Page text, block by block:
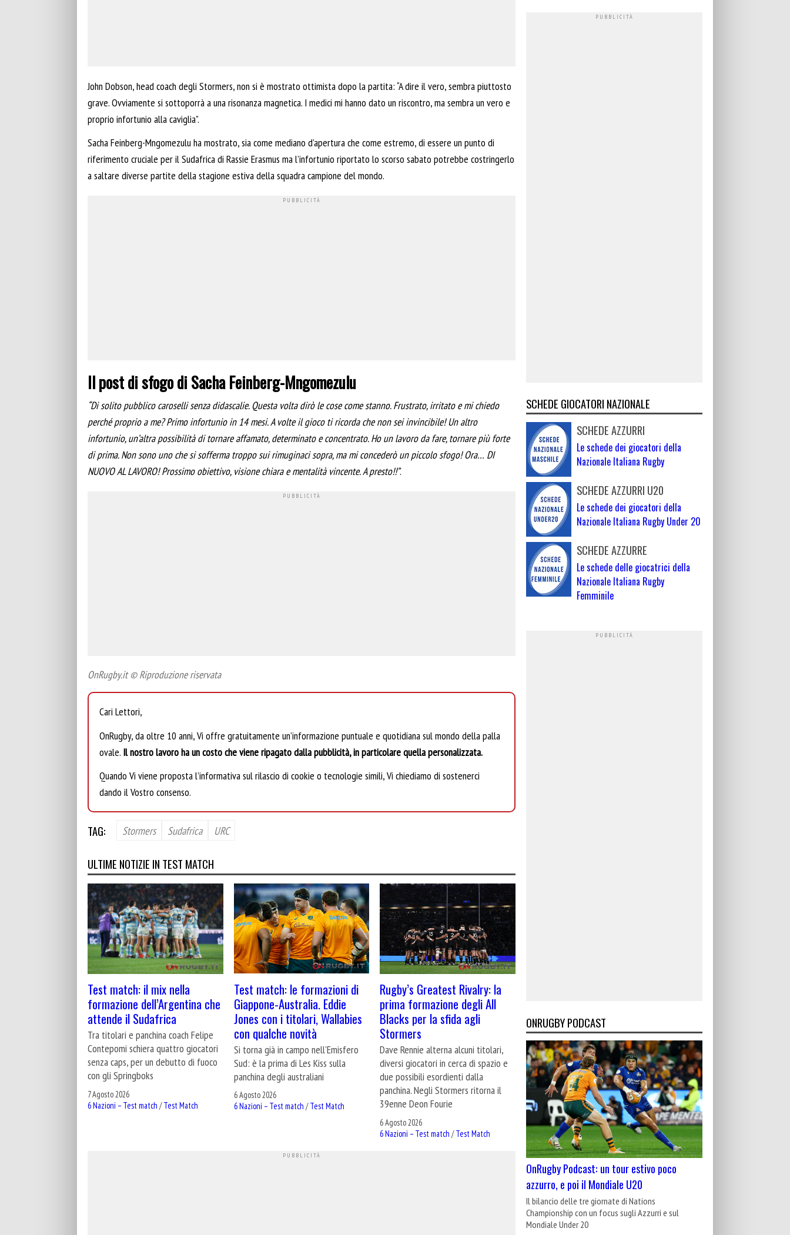
John Dobson, head coach degli Stormers, non si è mostrato ottimista dopo la partita: “A dire il vero, sembra piuttosto
grave. Ovviamente si sottoporrà a una risonanza magnetica. I medici mi hanno dato un riscontro, ma sembra un vero e
proprio infortunio alla caviglia”.
Sacha Feinberg-Mngomezulu ha mostrato, sia come mediano d’apertura che come estremo, di essere un punto di
riferimento cruciale per il Sudafrica di Rassie Erasmus ma l’infortunio riportato lo scorso sabato potrebbe costringerlo
a saltare diverse partite della stagione estiva della squadra campione del mondo.
Il post di sfogo di Sacha Feinberg-Mngomezulu
“Di solito pubblico caroselli senza didascalie. Questa volta dirò le cose come stanno. Frustrato, irritato e mi chiedo
perché proprio a me? Primo infortunio in 14 mesi. A volte il gioco ti ricorda che non sei invincibile! Un altro
infortunio, un’altra possibilità di tornare affamato, determinato e concentrato. Ho un lavoro da fare, tornare più forte
di prima. Non sono uno che si sofferma troppo sui rimuginaci sopra, ma mi concederò un piccolo sfogo! Ora… DI
NUOVO AL LAVORO! Prossimo obiettivo, visione chiara e mentalità vincente. A presto!!”.
OnRugby.it © Riproduzione riservata
Cari Lettori,
OnRugby, da oltre 10 anni, Vi offre gratuitamente un’informazione puntuale e quotidiana sul mondo della palla
ovale. Il nostro lavoro ha un costo che viene ripagato dalla pubblicità, in particolare quella personalizzata.
Quando Vi viene proposta l’informativa sul rilascio di cookie o tecnologie simili, Vi chiediamo di sostenerci
dando il Vostro consenso.
TAG: Stormers Sudafrica URC
ULTIME NOTIZIE IN TEST MATCH
Test match: il mix nella
formazione dell’Argentina che
attende il Sudafrica
Tra titolari e panchina coach Felipe
Contepomi schiera quattro giocatori
senza caps, per un debutto di fuoco
con gli Springboks
7 Agosto 2026
6 Nazioni – Test match /Test Match
Test match: le formazioni di
Giappone-Australia. Eddie
Jones con i titolari, Wallabies
con qualche novità
Si torna già in campo nell'Emisfero
Sud: è la prima di Les Kiss sulla
panchina degli australiani
6 Agosto 2026
6 Nazioni – Test match /Test Match
Rugby’s Greatest Rivalry: la
prima formazione degli All
Blacks per la sfida agli
Stormers
Dave Rennie alterna alcuni titolari,
diversi giocatori in cerca di spazio e
due possibili esordienti dalla
panchina. Negli Stormers ritorna il
39enne Deon Fourie
6 Agosto 2026
6 Nazioni – Test match /Test Match
SCHEDE GIOCATORI NAZIONALE
SCHEDE AZZURRI
Le schede dei giocatori della
Nazionale Italiana Rugby
SCHEDE AZZURRI U20
Le schede dei giocatori della
Nazionale Italiana Rugby Under 20
SCHEDE AZZURRE
Le schede delle giocatrici della
Nazionale Italiana Rugby
Femminile
ONRUGBY PODCAST
OnRugby Podcast: un tour estivo poco
azzurro, e poi il Mondiale U20
Il bilancio delle tre giornate di Nations
Championship con un focus sugli Azzurri e sul
Mondiale Under 20